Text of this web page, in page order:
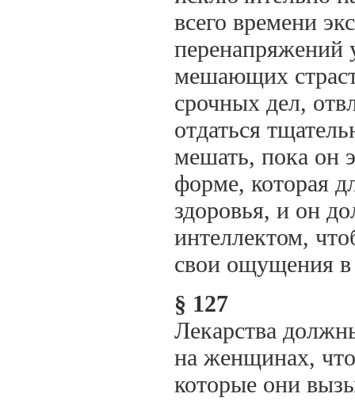
всего времени
перенапряжений
мешающих
срочных дел,
отдаться
мешать, пока он
форме, которая
здоровья, и он
интеллектом,
свои ощущения
§ 127
Лекарства
на женщинах,
которые они